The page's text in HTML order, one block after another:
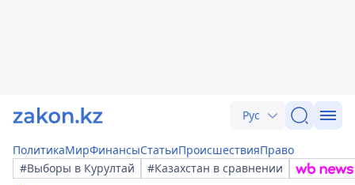
Рус
ПолитикаМирФинансыСтатьиПроисшествияПраво
#Выборы в Курултай
#Казахстан в сравнении